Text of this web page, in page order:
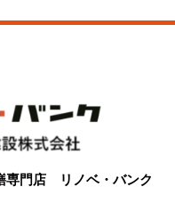
専門店 リノベ・バンク